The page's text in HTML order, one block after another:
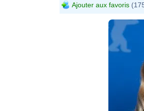
Ajouter aux favoris